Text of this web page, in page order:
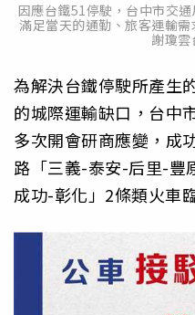
因應台鐵51停駛，台中市交
滿足當天的通勤、旅客運輸
謝瓊雲
為解決台鐵停駛所產生
的城際運輸缺口，台中
多次開會研商應變，成
路「三義-泰安-后里-豐
成功-彰化」2條類火車